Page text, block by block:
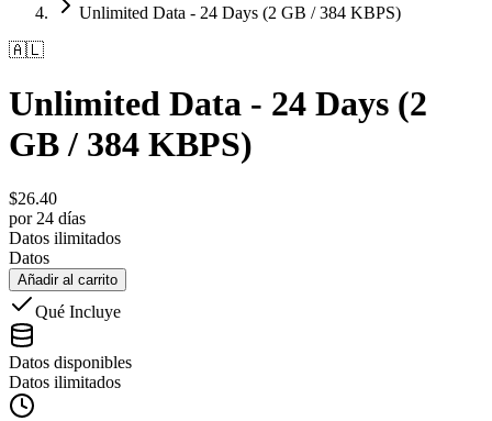
Unlimited Data - 24 Days (2 GB / 384 KBPS)
🇦🇱
Unlimited Data - 24 Days (2
GB / 384 KBPS)
$26.40
por 24 días
Datos ilimitados
Datos
Añadir al carrito
Qué Incluye
Datos disponibles
Datos ilimitados